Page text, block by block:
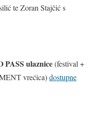
te Zoran Stajčić s
PASS ulaznice(festival +
vrećica)dostupne